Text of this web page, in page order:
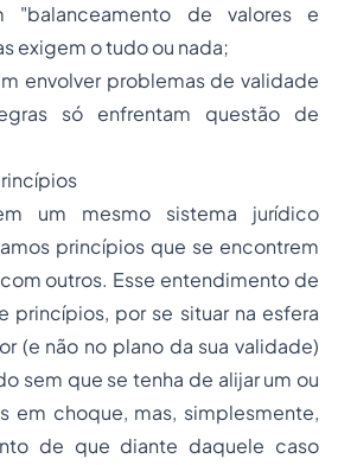
"balanceamento de valores e
exigem o tudo ou nada;
envolver problemas de validade
só enfrentam questão de
um mesmo sistema jurídico
princípios que se encontrem
outros. Esse entendimento de
princípios, por se situar na esfera
(e não no plano da sua validade)
sem que se tenha de alijar um ou
em choque, mas, simplesmente,
de que diante daquele caso